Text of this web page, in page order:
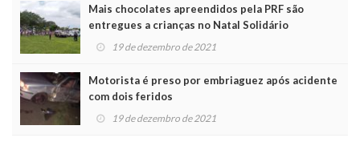
Mais chocolates apreendidos pela PRF são
entregues a crianças no Natal Solidário
19 de dezembro de 2021
Motorista é preso por embriaguez após acidente
com dois feridos
19 de dezembro de 2021